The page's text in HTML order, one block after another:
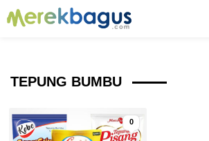
TEPUNG BUMBU
0